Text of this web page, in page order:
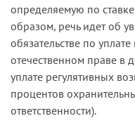
определяемую по
образом, речь идет об
обязательстве по
отечественном праве в
уплате регулятивных
процентов
ответственности).